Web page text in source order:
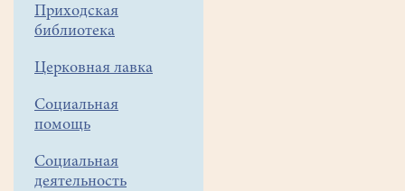
Приходская
библиотека
Церковная лавка
Социальная
помощь
Социальная
деятельность